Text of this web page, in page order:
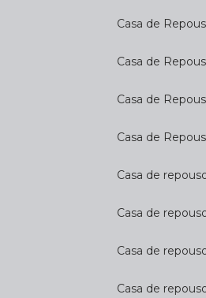
Casa de
Casa de
Casa de
Casa de
Casa de
Casa de
Casa de
Casa de